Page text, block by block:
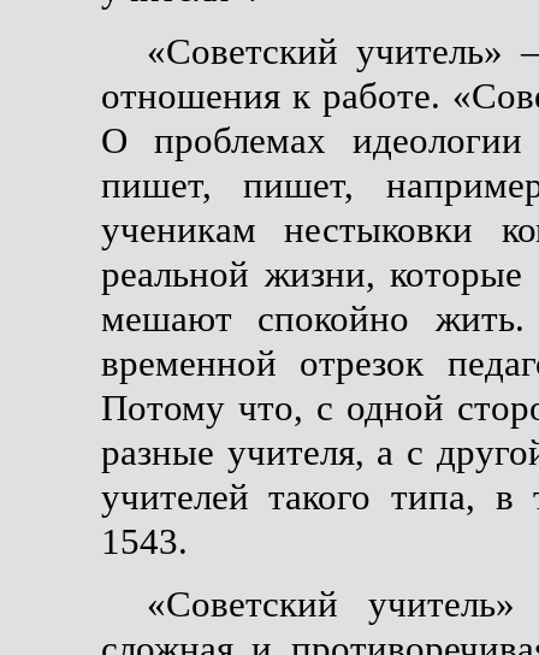
«Советский учитель»
отношения к работе.
О проблемах
пишет, пишет,
ученикам нестыковки
реальной жизни,
мешают спокойно
временной отрезок
Потому что, с одной
разные учителя, а с
учителей такого типа,
1543.
«Советский